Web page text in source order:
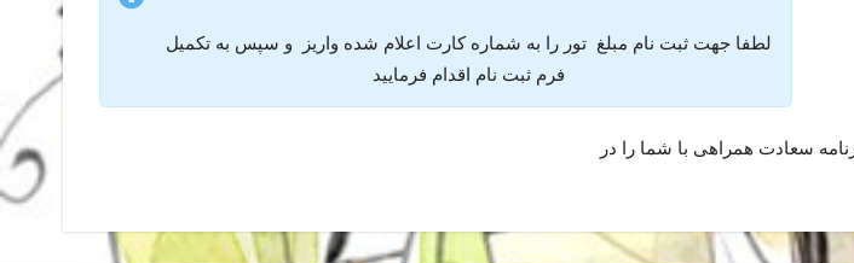
لطفا جهت ثبت نام مبلغ تور را به شماره کارت اعلام شده واریز و سپس به تکمیل
فرم ثبت نام اقدام فرمایید
سعادت همراهی با شما را در